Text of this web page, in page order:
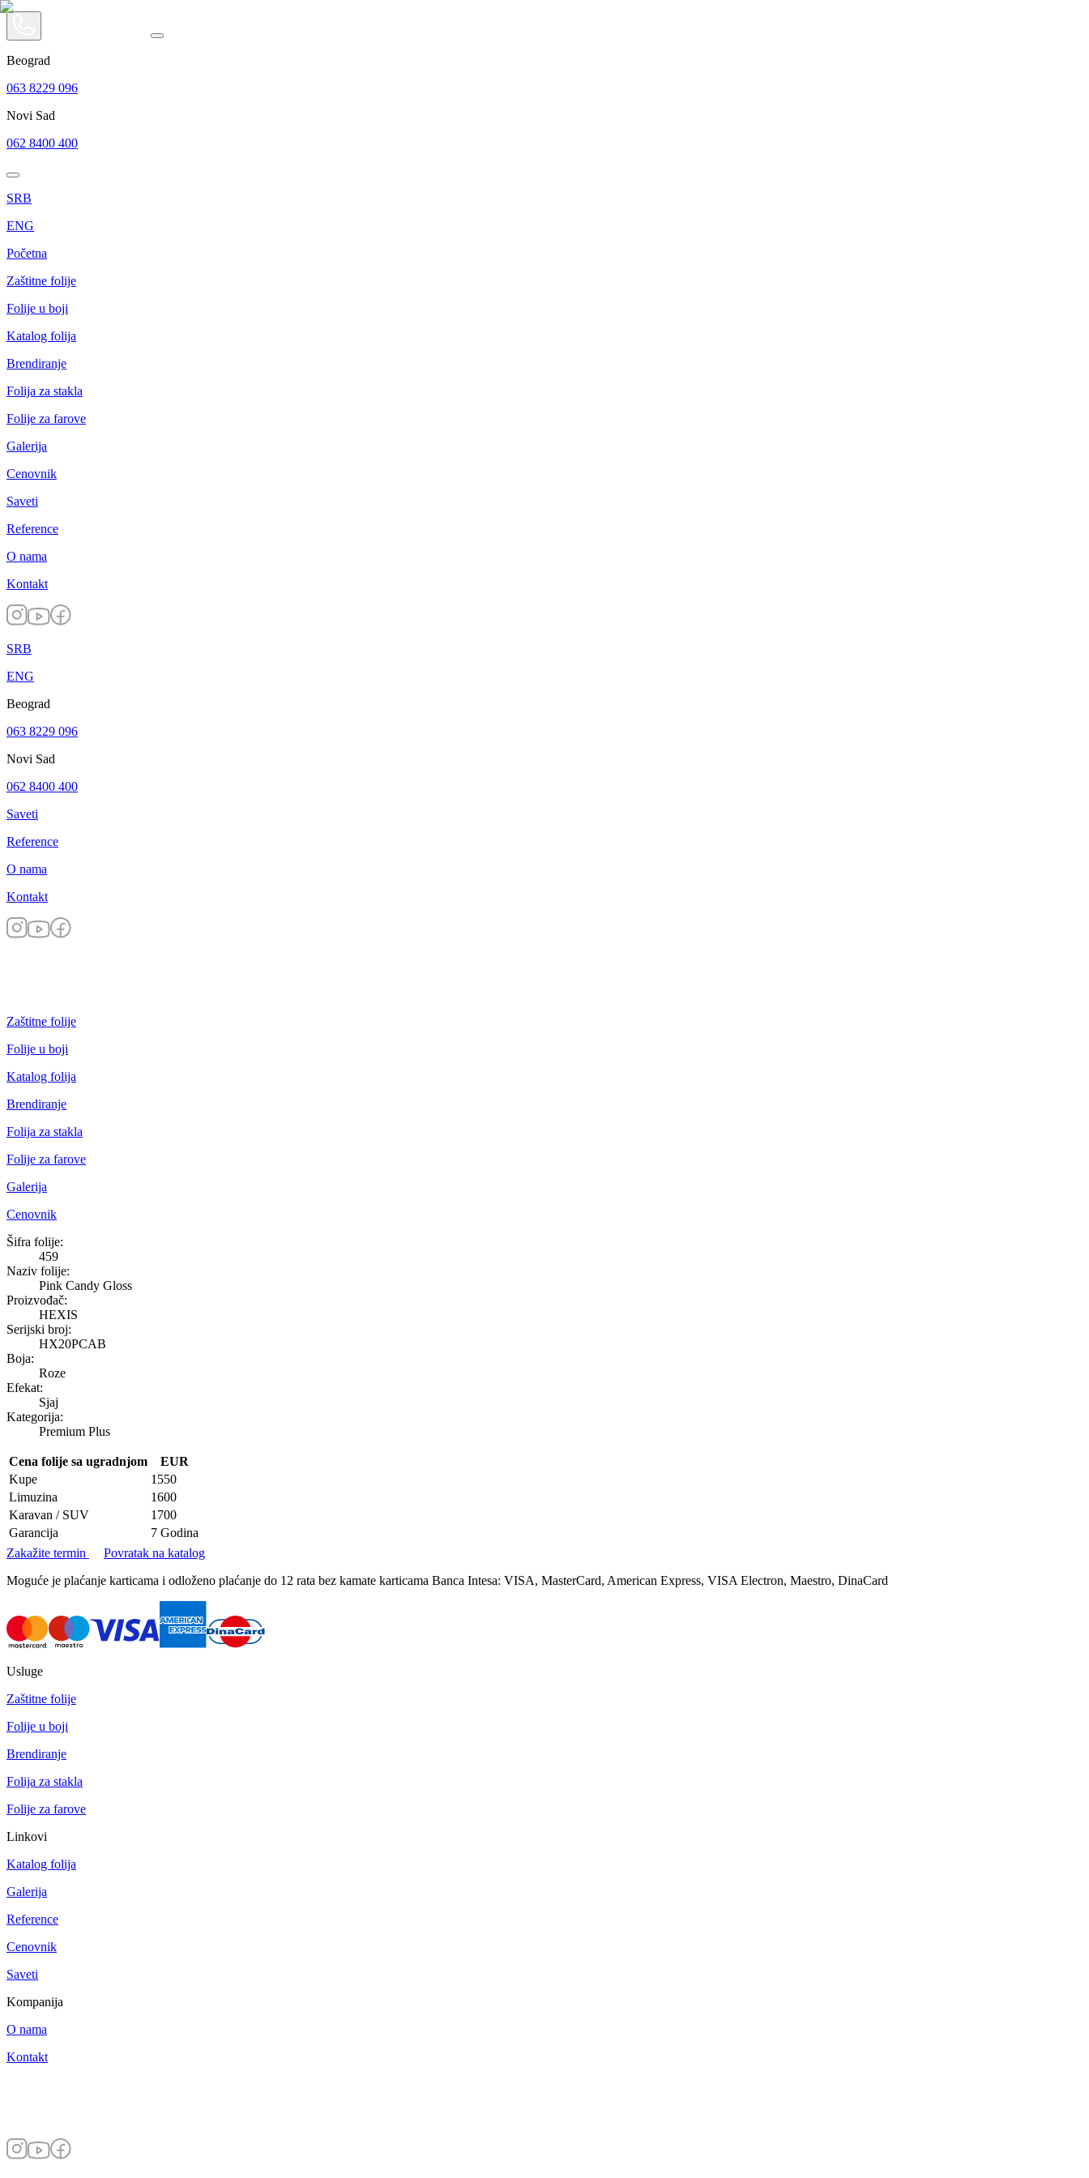
Beograd
063 8229 096
Novi Sad
062 8400 400
SRB
ENG
Početna
Zaštitne folije
Folije u boji
Katalog folija
Brendiranje
Folija za stakla
Folije za farove
Galerija
Cenovnik
Saveti
Reference
O nama
Kontakt
SRB
ENG
Beograd
063 8229 096
Novi Sad
062 8400 400
Saveti
Reference
O nama
Kontakt
Zaštitne folije
Folije u boji
Katalog folija
Brendiranje
Folija za stakla
Folije za farove
Galerija
Cenovnik
Pink Candy Gloss
Šifra folije:
459
Naziv folije:
Pink Candy Gloss
Proizvođač:
HEXIS
Serijski broj:
HX20PCAB
Boja:
Roze
Efekat:
Sjaj
Kategorija:
Premium Plus
Cena folije sa ugradnjom
EUR
Kupe
1550
Limuzina
1600
Karavan / SUV
1700
Garancija
7 Godina
Zakažite termin
Povratak na katalog
Moguće je plaćanje karticama i odloženo plaćanje do 12 rata bez kamate karticama Banca Intesa: VISA, MasterCard, American Express, VISA Electron, Maestro, DinaCard
Usluge
Zaštitne folije
Folije u boji
Brendiranje
Folija za stakla
Folije za farove
Linkovi
Katalog folija
Galerija
Reference
Cenovnik
Saveti
Kompanija
O nama
Kontakt